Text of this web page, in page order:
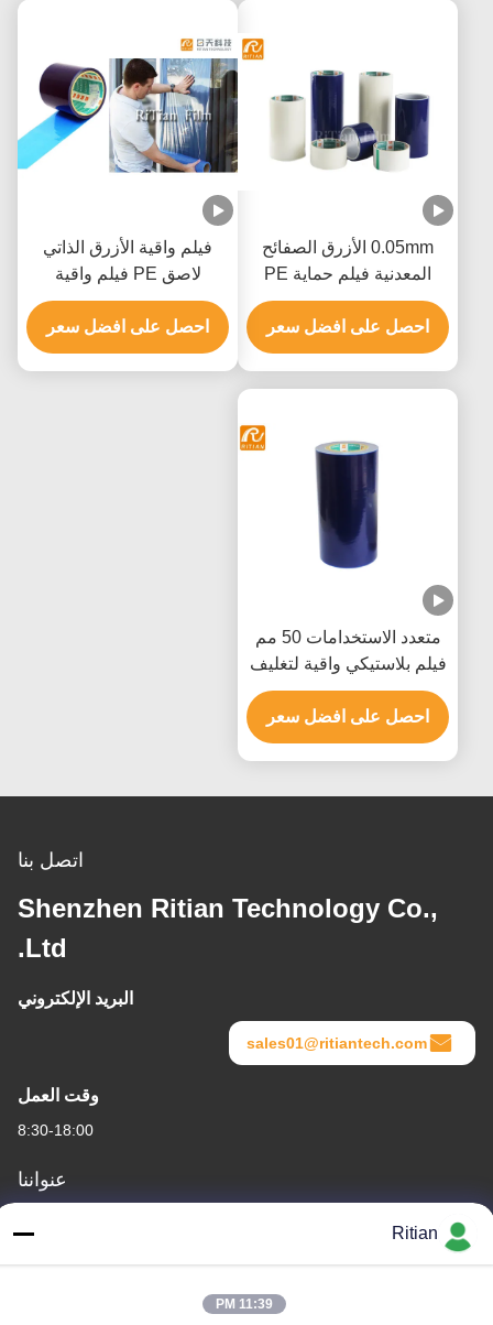
0.05mm الأزرق الصفائح
المعدنية فيلم حماية PE
للوحة الألومنيوم المركبة
احصل على افضل سعر
فيلم واقية الأزرق الذاتي
لاصق PE فيلم واقية
شاتيربروف
احصل على افضل سعر
متعدد الاستخدامات 50 مم
فيلم بلاستيكي واقية لتغليف
البليت الأثاث
احصل على افضل سعر
اتصل بنا
Shenzhen Ritian Technology Co.,
Ltd.
البريد الإلكتروني
sales01@ritiantech.com
وقت العمل
8:30-18:00
عنواننا
عنوان الشركة
No.65 Songnian Road، Longgang District، شينزين، الصين 518117
Ritian
11:39 PM